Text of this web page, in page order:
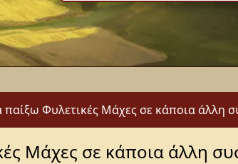
Φυλετικές Μάχες σε κάποια άλλη
Μάχες σε κάποια άλλη